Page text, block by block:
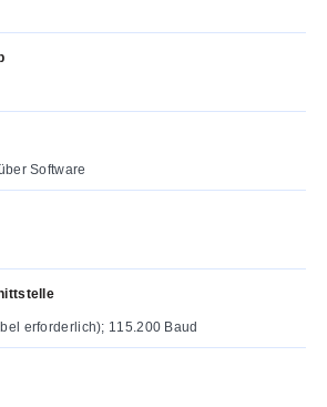
Software
erforderlich); 115.200 Baud